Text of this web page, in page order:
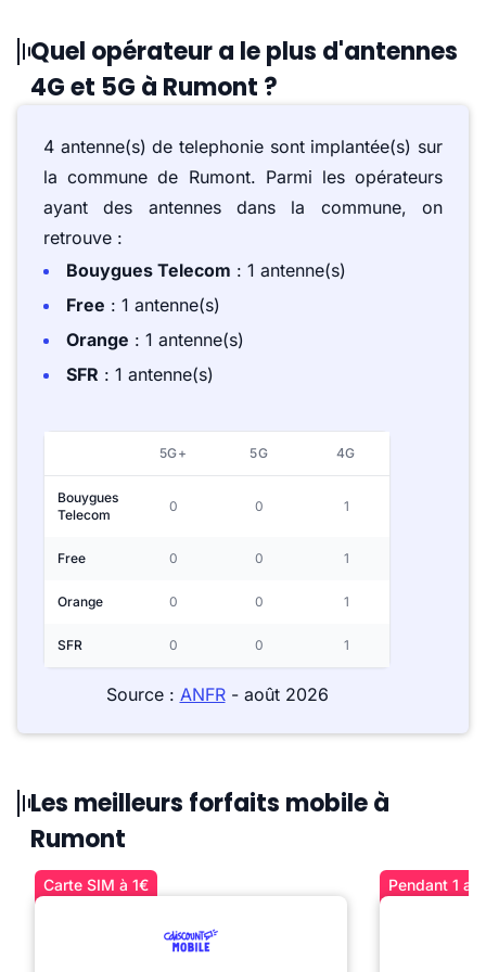
Quel opérateur a le plus d'antennes
4G et 5G à Rumont ?
4 antenne(s) de telephonie sont implantée(s) sur
la commune de Rumont. Parmi les opérateurs
ayant des antennes dans la commune, on
retrouve :
Bouygues Telecom : 1 antenne(s)
Free : 1 antenne(s)
Orange : 1 antenne(s)
SFR : 1 antenne(s)
5G+ 5G 4G
Bouygues
Telecom
0 0 1
Free 0 0 1
Orange 0 0 1
SFR 0 0 1
Source : ANFR- août 2026
Les meilleurs forfaits mobile à
Rumont
Carte SIM à 1€ Pendant 1